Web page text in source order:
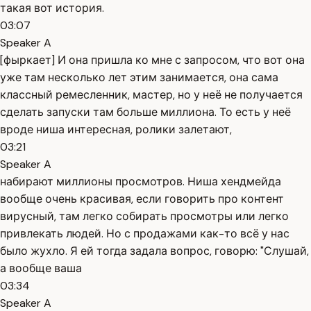
такая вот история.
03:07
Speaker A
[фыркает] И она пришла ко мне с запросом, что вот она
уже там несколько лет этим занимается, она сама
классный ремесленник, мастер, но у неё не получается
сделать запуски там больше миллиона. То есть у неё
вроде ниша интересная, ролики залетают,
03:21
Speaker A
набирают миллионы просмотров. Ниша хендмейда
вообще очень красивая, если говорить про контент
вирусный, там легко собирать просмотры или легко
привлекать людей. Но с продажами как-то всё у нас
было жухло. Я ей тогда задала вопрос, говорю: "Слушай,
а вообще ваша
03:34
Speaker A